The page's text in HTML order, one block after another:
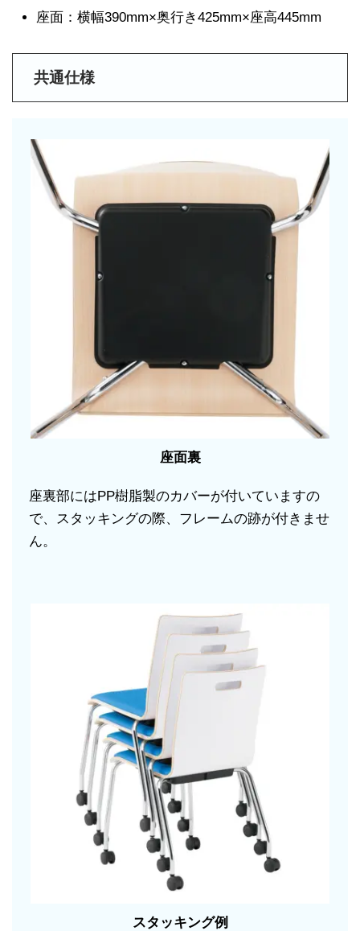
座面：横幅390mm×奥行き425mm×座高445mm
共通仕様
座面裏
座裏部にはPP樹脂製のカバーが付いていますの
で、スタッキングの際、フレームの跡が付きませ
ん。
スタッキング例